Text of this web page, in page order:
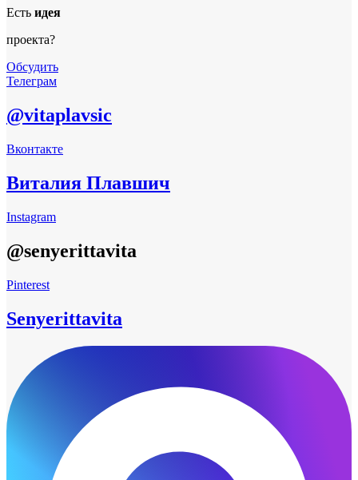
Есть идея
проекта?
Обсудить
Телеграм
@vitaplavsic
Вконтакте
Виталия Плавшич
Instagram
@senyerittavita
Pinterest
Senyerittavita